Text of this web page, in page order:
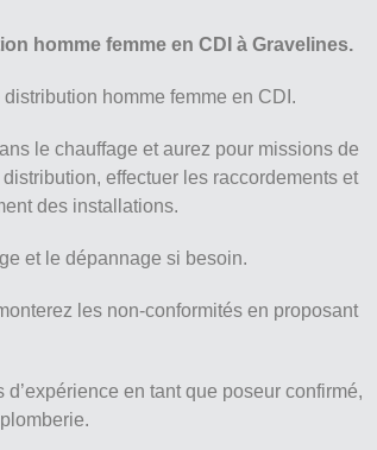
homme femme en CDI à Gravelines.
homme femme en CDI.
le chauffage et aurez pour missions de
effectuer les raccordements et
des installations.
et le dépannage si besoin.
les non-conformités en proposant
en tant que poseur confirmé,